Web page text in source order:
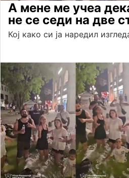
А мене ме учеа
не се седи на две
Кој како си ја наредил